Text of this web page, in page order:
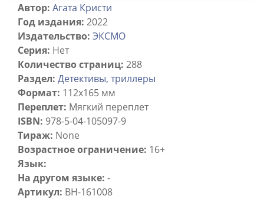
Автор: Агата Кристи
Год издания: 2022
Издательство: ЭКСМО
Серия: Нет
Количество страниц: 288
Раздел: Детективы, триллеры
Формат: 112x165 мм
Переплет: Мягкий переплет
ISBN: 978-5-04-105097-9
Тираж: None
Возрастное ограничение: 16+
Язык:
На другом языке: -
Артикул: BH-161008